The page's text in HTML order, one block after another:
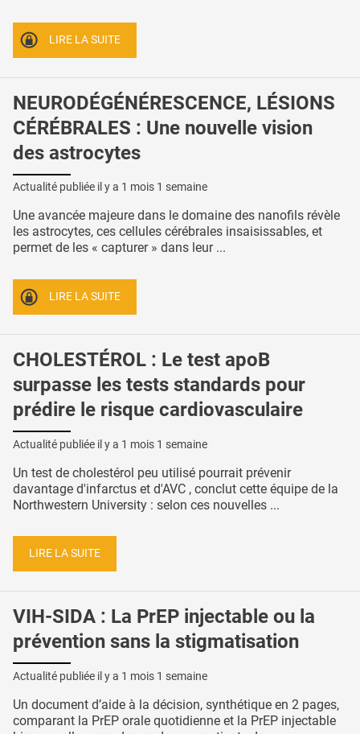
LIRE LA SUITE
NEURODÉGÉNÉRESCENCE, LÉSIONS
CÉRÉBRALES : Une nouvelle vision
des astrocytes
Actualité publiée il y a 1 mois 1 semaine
Une avancée majeure dans le domaine des nanofils révèle
les astrocytes, ces cellules cérébrales insaisissables, et
permet de les « capturer » dans leur ...
LIRE LA SUITE
CHOLESTÉROL : Le test apoB
surpasse les tests standards pour
prédire le risque cardiovasculaire
Actualité publiée il y a 1 mois 1 semaine
Un test de cholestérol peu utilisé pourrait prévenir
davantage d'infarctus et d'AVC , conclut cette équipe de la
Northwestern University : selon ces nouvelles ...
LIRE LA SUITE
VIH-SIDA : La PrEP injectable ou la
prévention sans la stigmatisation
Actualité publiée il y a 1 mois 1 semaine
Un document d’aide à la décision, synthétique en 2 pages,
comparant la PrEP orale quotidienne et la PrEP injectable